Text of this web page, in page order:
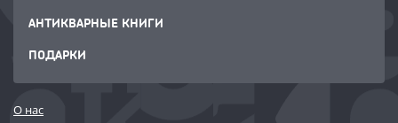
АНТИКВАРНЫЕ КНИГИ
ПОДАРКИ
О нас